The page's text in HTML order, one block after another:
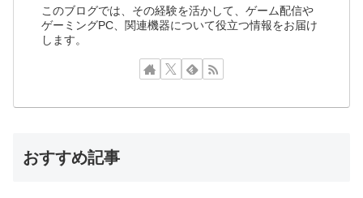
このブログでは、その経験を活かして、ゲーム配信や
ゲーミングPC、関連機器について役立つ情報をお届け
します。
おすすめ記事